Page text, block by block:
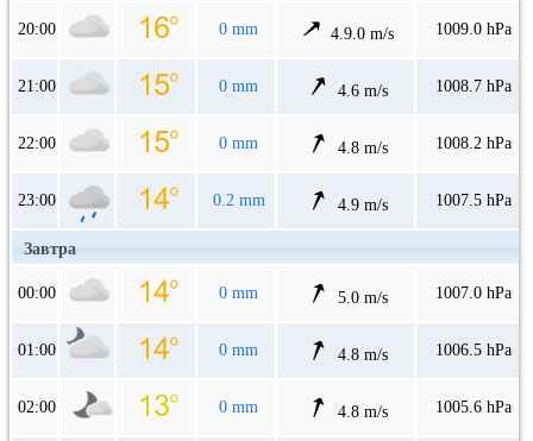
20:00 0 mm 4.9.0 m/s 1009.0 hPa
21:00 0 mm 4.6 m/s 1008.7 hPa
22:00 0 mm 4.8 m/s 1008.2 hPa
23:00 0.2 mm 4.9 m/s 1007.5 hPa
Завтра
00:00 0 mm 5.0 m/s 1007.0 hPa
01:00 0 mm 4.8 m/s 1006.5 hPa
02:00 0 mm 4.8 m/s 1005.6 hPa